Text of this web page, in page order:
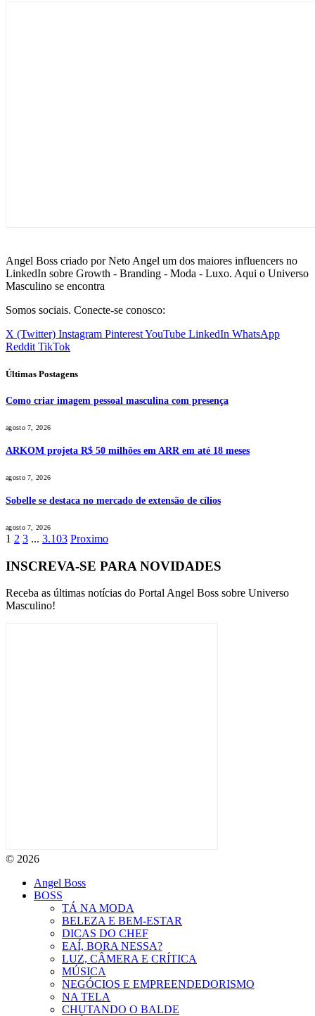
Angel Boss criado por Neto Angel um dos maiores influencers no
LinkedIn sobre Growth - Branding - Moda - Luxo. Aqui o Universo
Masculino se encontra
Somos sociais. Conecte-se conosco:
X (Twitter) Instagram PinterestYouTube LinkedIn WhatsApp
Reddit TikTok
Últimas Postagens
Como criar imagem pessoal masculina com presença
agosto 7, 2026
ARKOM projeta R$ 50 milhões em ARR em até 18 meses
agosto 7, 2026
Sobelle se destaca no mercado de extensão de cílios
agosto 7, 2026
1 2 3 ... 3.103 Proximo
INSCREVA-SE PARA NOVIDADES
Receba as últimas notícias do Portal Angel Boss sobre Universo
Masculino!
© 2026
Angel Boss
BOSS
TÁ NA MODA
BELEZA E BEM-ESTAR
DICAS DO CHEF
EAÍ, BORA NESSA?
LUZ, CÂMERA E CRÍTICA
MÚSICA
NEGÓCIOS E EMPREENDEDORISMO
NA TELA
CHUTANDO O BALDE